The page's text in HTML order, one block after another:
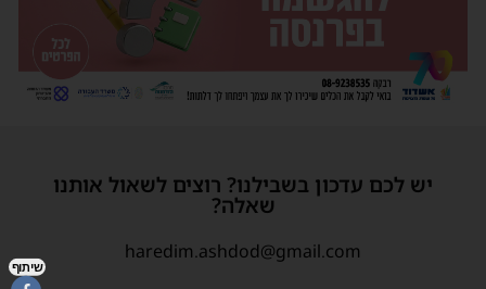
יש לכם עדכון בשבילנו? רוצים לשאול אותנו
שאלה?
haredim.ashdod@gmail.com
שיתוף